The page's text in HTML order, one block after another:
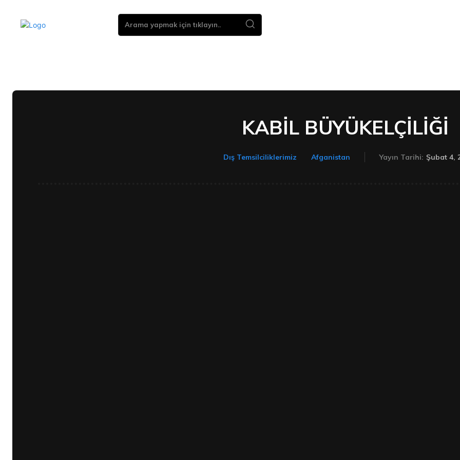
Arama yapmak için tıklayın..
KABİL BÜYÜKELÇİLİĞİ
Dış Temsilciliklerimiz Afganistan Yayın Tarihi: Şubat 4,